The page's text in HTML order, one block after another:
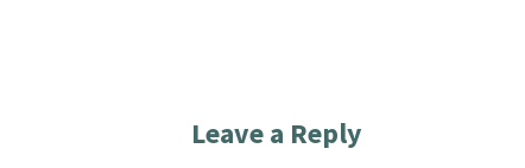
Leave a Reply